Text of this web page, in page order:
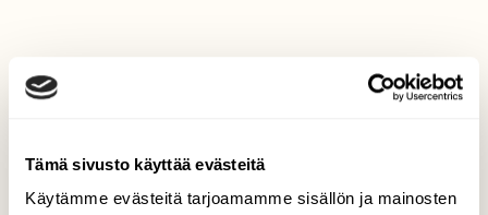
Tämä sivusto käyttää evästeitä
Käytämme evästeitä tarjoamamme sisällön ja mainosten
Karhu talviunilla
ikinä laskettu että mikä on pantillisten
pakkausten palautumis porentti.